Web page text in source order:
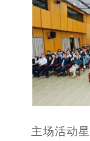
主场活动